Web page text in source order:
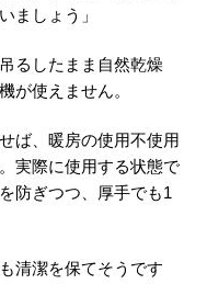
ましょう」
るしたまま自然乾燥
が使えません。
ば、暖房の使用不使用
実際に使用する状態で
防ぎつつ、厚手でも1
清潔を保てそうです